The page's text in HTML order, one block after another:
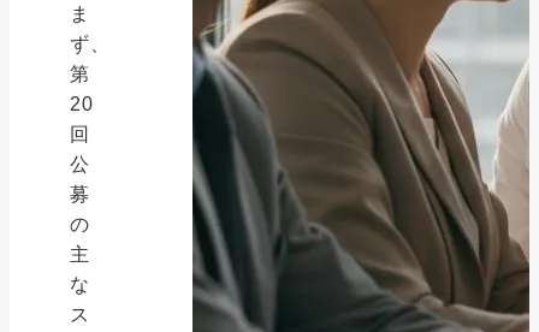
ま
ず、
第
20
回
公
募
の
主
な
ス